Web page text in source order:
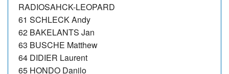
RADIOSAHCK-LEOPARD
61 SCHLECK Andy
62 BAKELANTS Jan
63 BUSCHE Matthew
64 DIDIER Laurent
65 HONDO Danilo